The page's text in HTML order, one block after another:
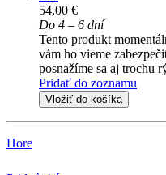
54,00 €
Do 4 – 6 dní
Tento produkt
vám ho vieme
posnažíme sa aj trochu
Pridať do zoznamu
Vložiť do košíka
Hore